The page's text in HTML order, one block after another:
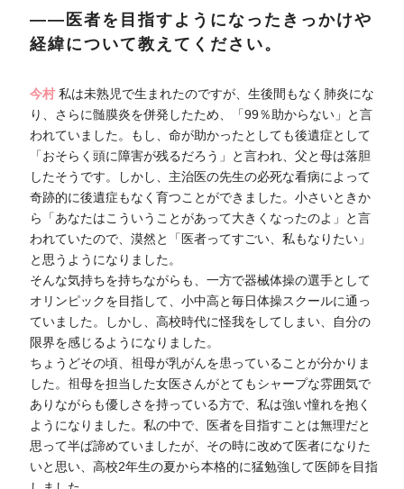
――医者を目指すようになったきっかけや
経緯について教えてください。
今村私は未熟児で生まれたのですが、生後間もなく肺炎にな
り、さらに髄膜炎を併発したため、「99％助からない」と言
われていました。もし、命が助かったとしても後遺症として
「おそらく頭に障害が残るだろう」と言われ、父と母は落胆
したそうです。しかし、主治医の先生の必死な看病によって
奇跡的に後遺症もなく育つことができました。小さいときか
ら「あなたはこういうことがあって大きくなったのよ」と言
われていたので、漠然と「医者ってすごい、私もなりたい」
と思うようになりました。
そんな気持ちを持ちながらも、一方で器械体操の選手として
オリンピックを目指して、小中高と毎日体操スクールに通っ
ていました。しかし、高校時代に怪我をしてしまい、自分の
限界を感じるようになりました。
ちょうどその頃、祖母が乳がんを患っていることが分かりま
した。祖母を担当した女医さんがとてもシャープな雰囲気で
ありながらも優しさを持っている方で、私は強い憧れを抱く
ようになりました。私の中で、医者を目指すことは無理だと
思って半ば諦めていましたが、その時に改めて医者になりた
いと思い、高校2年生の夏から本格的に猛勉強して医師を目指